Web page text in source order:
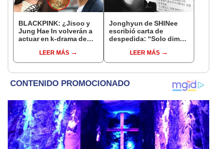
BLACKPINK: ¿Jisoo y
Jung Hae In volverán a
actuar en k-drama de
nuevo proyecto
LEER MÁS
Jonghyun de SHINee
escribió carta de
despedida: “Solo dime
LEER MÁS